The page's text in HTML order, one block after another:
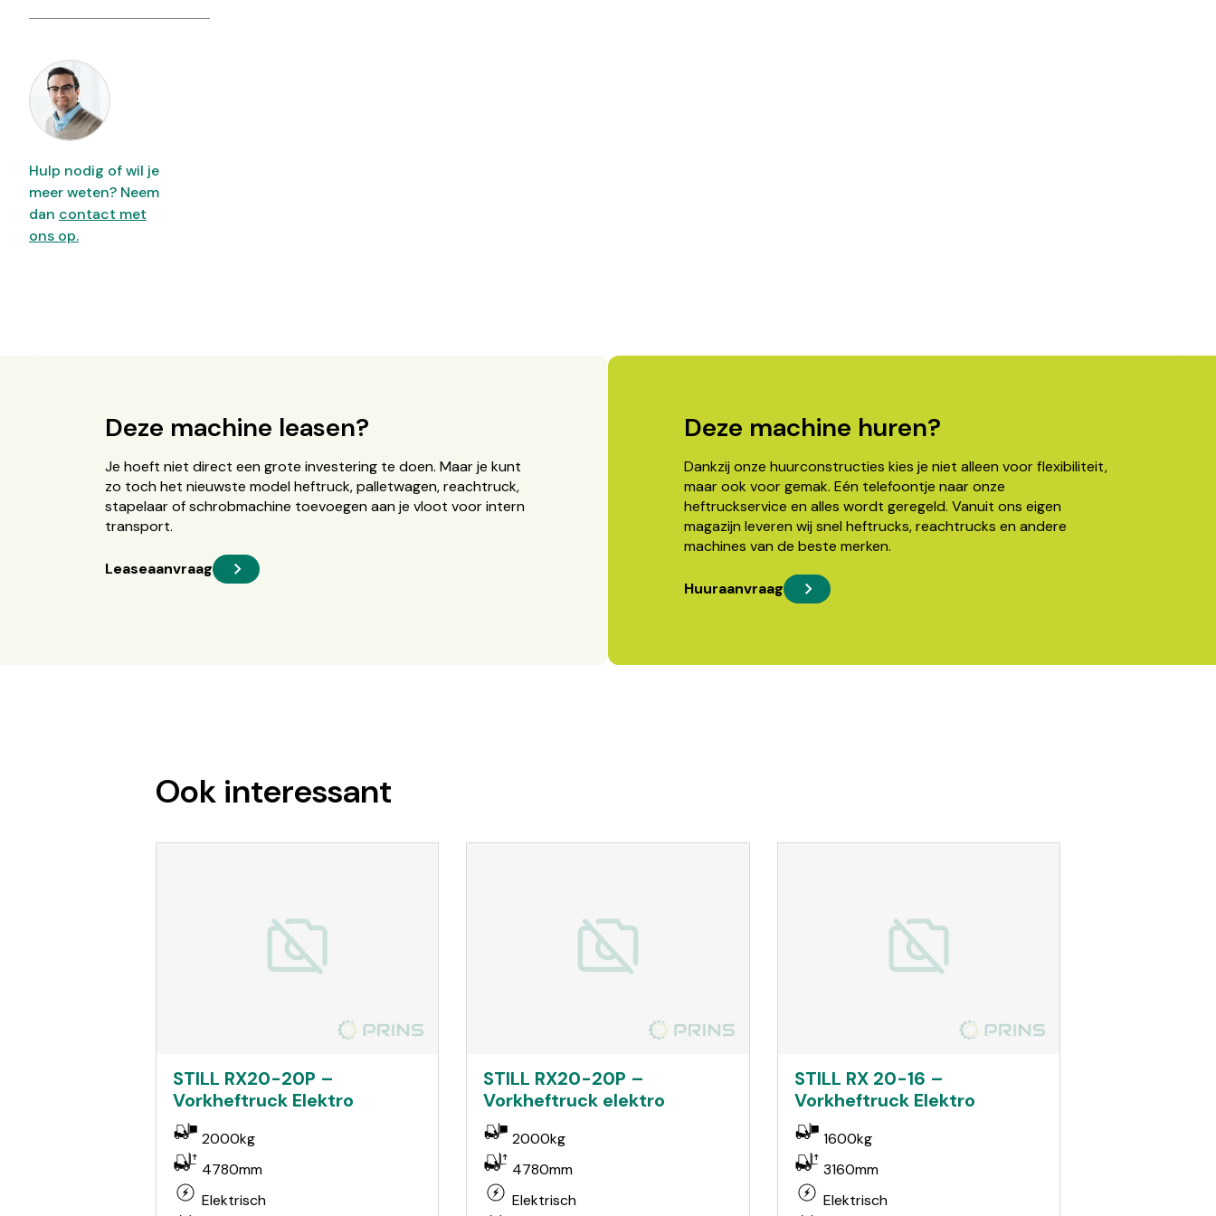
Hulp nodig of wil je
meer weten? Neem
dan contact met
ons op.
Deze machine leasen?
Je hoeft niet direct een grote investering te doen. Maar je kunt
zo toch het nieuwste model heftruck, palletwagen, reachtruck,
stapelaar of schrobmachine toevoegen aan je vloot voor intern
transport.
Leaseaanvraag
Deze machine huren?
Dankzij onze huurconstructies kies je niet alleen voor flexibiliteit,
maar ook voor gemak. Eén telefoontje naar onze
heftruckservice en alles wordt geregeld. Vanuit ons eigen
magazijn leveren wij snel heftrucks, reachtrucks en andere
machines van de beste merken.
Huuraanvraag
Ook interessant
STILL RX20-20P –
Vorkheftruck Elektro
2000kg
4780mm
Elektrisch
STILL RX20-20P –
Vorkheftruck elektro
2000kg
4780mm
Elektrisch
STILL RX 20-16 –
Vorkheftruck Elektro
1600kg
3160mm
Elektrisch